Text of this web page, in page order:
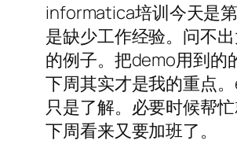
informatica培训今天是
是缺少工作经验。问不
的例子。把demo用到的
下周其实才是我的重点
只是了解。必要时候帮
下周看来又要加班了。